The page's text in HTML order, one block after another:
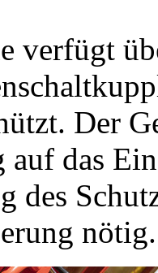
verfügt
Der
auf das
des
nötig.